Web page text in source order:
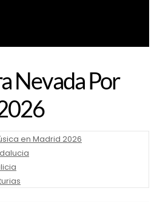
en Madrid 2026
Nevada Por